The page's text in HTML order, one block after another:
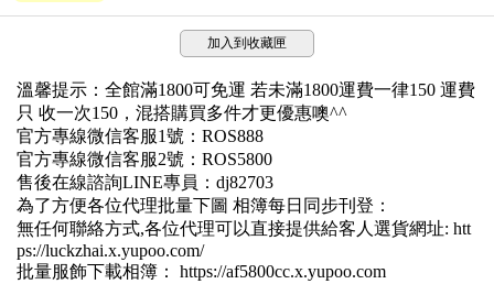
加入到收藏匣
溫馨提示：全館滿1800可免運 若未滿1800運費一律150 運費
只 收一次150，混搭購買多件才更優惠噢^^
官方專線微信客服1號：ROS888
官方專線微信客服2號：ROS5800
售後在線諮詢LINE專員：dj82703
為了方便各位代理批量下圖 相簿每日同步刊登：
無任何聯絡方式,各位代理可以直接提供給客人選貨網址: htt
ps://luckzhai.x.yupoo.com/
批量服飾下載相簿： https://af5800cc.x.yupoo.com